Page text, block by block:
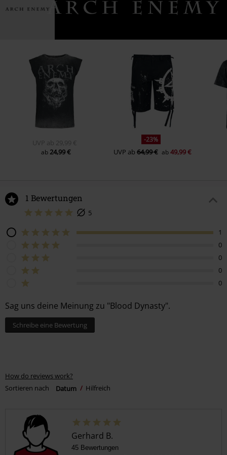
3. March Of the Miscreants
Don’t Look Down
Presage
Blood Dynasty
Paper Tiger
Vivre Libre
The Pendulum
Liars &amp; Thieves
Break The Spell (bonus track)
UVP ab 29,99 €
ab 24,99 €
-23%
UVP ab 64,99 € ab49,99 €
1 Bewertungen
5
1
0
0
0
0
Sag uns deine Meinung zu "Blood Dynasty".
Schreibe eine Bewertung
How do reviews work?
Sortieren nach
Datum Hilfreich
Gerhard B.
45 Bewertungen